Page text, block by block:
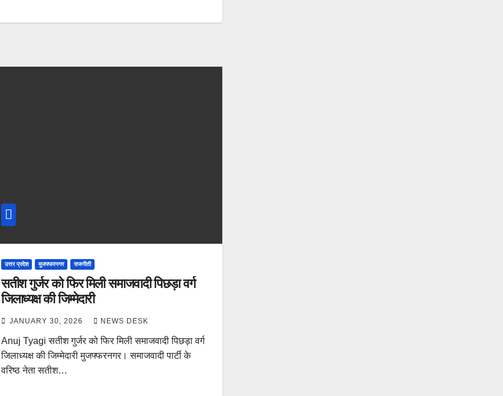
उत्तर प्रदेश मुजफ्फरनगर राजनीती
सतीश गुर्जर को फिर मिली समाजवादी पिछड़ा वर्ग
जिलाध्यक्ष की जिम्मेदारी
JANUARY 30, 2026 NEWS DESK
Anuj Tyagi सतीश गुर्जर को फिर मिली समाजवादी पिछड़ा वर्ग
जिलाध्यक्ष की जिम्मेदारी मुजफ्फरनगर। समाजवादी पार्टी के
वरिष्ठ नेता सतीश…